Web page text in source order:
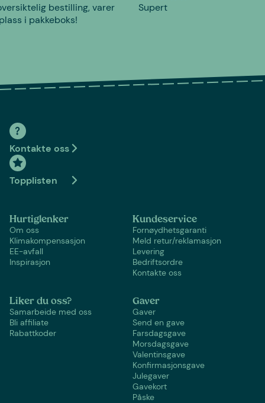
bestilling, varer
i pakkeboks!
Supert
Kontakte oss
Topplisten
Hurtiglenker
Om oss
Klimakompensasjon
EE-avfall
Inspirasjon
Kundeservice
Fornøydhetsgaranti
Meld retur/reklamasjon
Levering
Bedriftsordre
Kontakte oss
Liker du oss?
Samarbeide med oss
Bli affiliate
Rabattkoder
Gaver
Gaver
Send en gave
Farsdagsgave
Morsdagsgave
Valentinsgave
Konfirmasjonsgave
Julegaver
Gavekort
Påske